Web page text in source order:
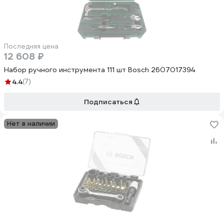
Последняя цена
12 608 ₽
Набор ручного инструмента 111 шт Bosch 2607017394
4.4(7)
Подписаться
Нет в наличии